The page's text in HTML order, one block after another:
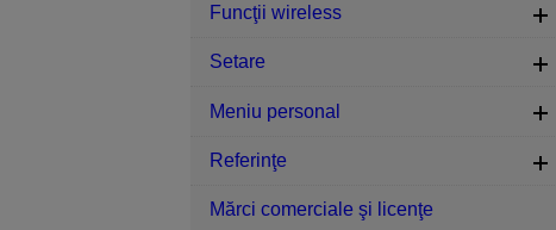
Funcţii wireless
Setare
Meniu personal
Referinţe
Mărci comerciale şi licenţe